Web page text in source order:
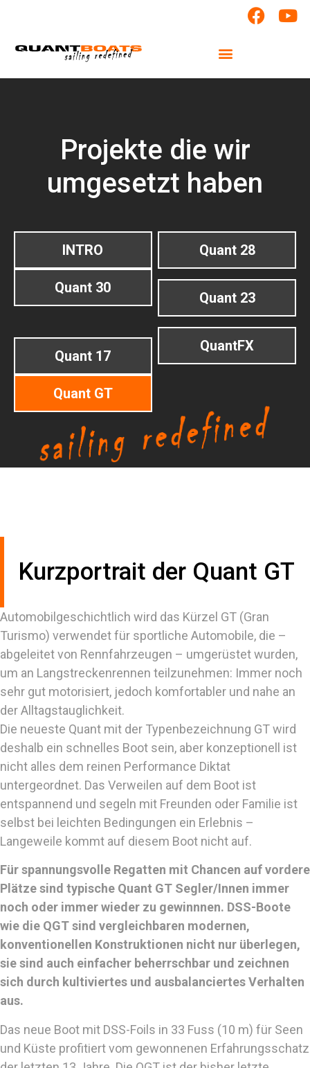
Projekte die wir
umgesetzt haben
INTRO Quant 28
Quant 30
Quant 23
Quant 17
QuantFX
Quant GT
Kurzportrait der Quant GT
Automobilgeschichtlich wird das Kürzel GT (Gran
Turismo) verwendet für sportliche Automobile, die –
abgeleitet von Rennfahrzeugen – umgerüstet wurden,
um an Langstreckenrennen teilzunehmen: Immer noch
sehr gut motorisiert, jedoch komfortabler und nahe an
der Alltagstauglichkeit.
Die neueste Quant mit der Typenbezeichnung GT wird
deshalb ein schnelles Boot sein, aber konzeptionell ist
nicht alles dem reinen Performance Diktat
untergeordnet. Das Verweilen auf dem Boot ist
entspannend und segeln mit Freunden oder Familie ist
selbst bei leichten Bedingungen ein Erlebnis –
Langeweile kommt auf diesem Boot nicht auf.
Für spannungsvolle Regatten mit Chancen auf vordere
Plätze sind typische Quant GT Segler/Innen immer
noch oder immer wieder zu gewinnnen. DSS-Boote
wie die QGT sind vergleichbaren modernen,
konventionellen Konstruktionen nicht nur überlegen,
sie sind auch einfacher beherrschbar und zeichnen
sich durch kultiviertes und ausbalanciertes Verhalten
aus.
Das neue Boot mit DSS-Foils in 33 Fuss (10 m) für Seen
und Küste profitiert vom gewonnenen Erfahrungsschatz